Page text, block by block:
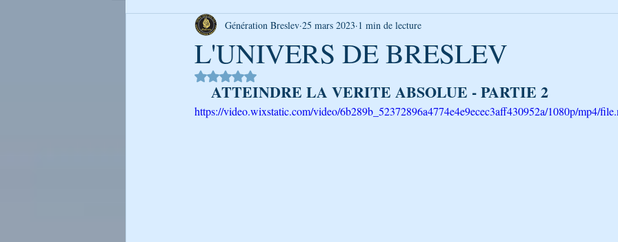
Actualités Breslev L'univers de Breslev SONDAGE
Ma journée avec Rabenou - Etude jou
L'UNIVERS DE BRESLEV
Génération Breslev 25 mars 2023 1 min de lecture
Noté NaN étoiles sur 5.
ATTEINDRE LA VERITE ABSOLUE - PARTIE 2
https://video.wixstatic.com/video/6b289b_52372896a4774e4e9ecec3aff430952a/1080p/mp4/